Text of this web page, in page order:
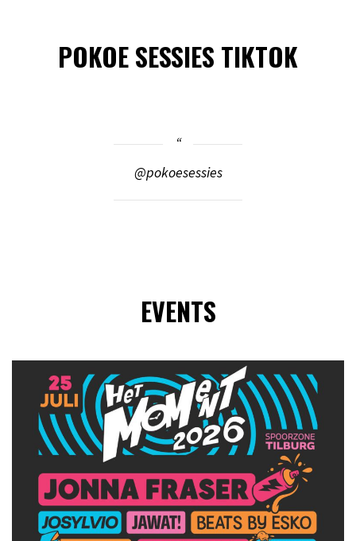
POKOE SESSIES TIKTOK
@pokoesessies
EVENTS